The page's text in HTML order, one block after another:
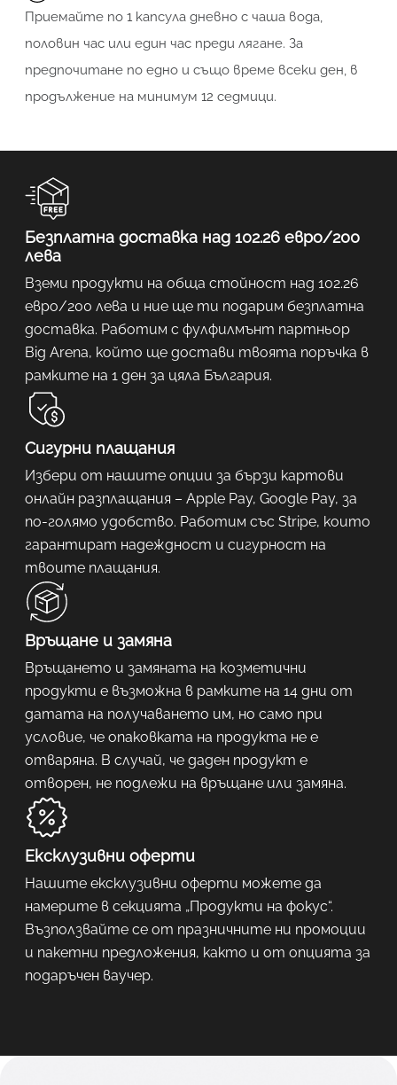
Приемайте по 1 капсула дневно с чаша вода,
половин час или един час преди лягане. За
предпочитане по едно и също време всеки ден, в
продължение на минимум 12 седмици.
Безплатна доставка над 102.26 евро/200
лева
Вземи продукти на обща стойност над 102.26
евро/200 лева и ние ще ти подарим безплатна
доставка. Работим с фулфилмънт партньор
Big Arena, който ще достави твоята поръчка в
рамките на 1 ден за цяла България.
Сигурни плащания
Избери от нашите опции за бързи картови
онлайн разплащания – Apple Pay, Google Pay, за
по-голямо удобство. Работим със Stripe, които
гарантират надеждност и сигурност на
твоите плащания.
Връщане и замяна
Връщането и замяната на козметични
продукти е възможна в рамките на 14 дни от
датата на получаването им, но само при
условие, че опаковката на продукта не е
отваряна. В случай, че даден продукт е
отворен, не подлежи на връщане или замяна.
Ексклузивни оферти
Нашите ексклузивни оферти можете да
намерите в секцията „Продукти на фокус“.
Възползвайте се от празничните ни промоции
и пакетни предложения, както и от опцията за
подаръчен ваучер.